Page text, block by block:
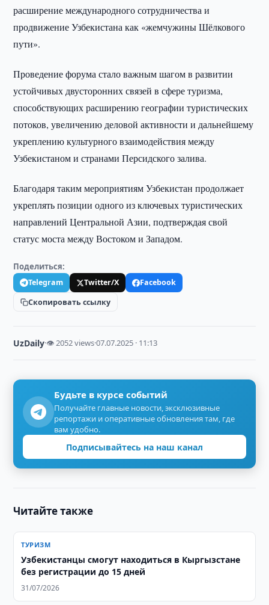
расширение международного сотрудничества и
продвижение Узбекистана как «жемчужины Шёлкового
пути».
Проведение форума стало важным шагом в развитии
устойчивых двусторонних связей в сфере туризма,
способствующих расширению географии туристических
потоков, увеличению деловой активности и дальнейшему
укреплению культурного взаимодействия между
Узбекистаном и странами Персидского залива.
Благодаря таким мероприятиям Узбекистан продолжает
укреплять позиции одного из ключевых туристических
направлений Центральной Азии, подтверждая свой
статус моста между Востоком и Западом.
Поделиться:
Telegram Twitter/X
Facebook
Скопировать ссылку
UzDaily·👁 2052 views·07.07.2025 · 11:13
Будьте в курсе событий
Получайте главные новости, эксклюзивные
репортажи и оперативные обновления там, где
вам удобно.
Подписывайтесь на наш канал
Читайте также
ТУРИЗМ
Узбекистанцы смогут находиться в Кыргызстане
без регистрации до 15 дней
31/07/2026